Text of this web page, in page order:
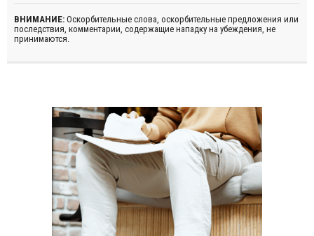
ВНИМАНИЕ: Оскорбительные слова, оскорбительные предложения или
последствия, комментарии, содержащие нападку на убеждения, не
принимаются.